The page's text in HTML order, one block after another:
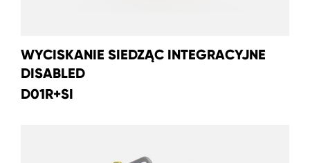
WYCISKANIE SIEDZĄC INTEGRACYJNE
DISABLED
D01R+SI